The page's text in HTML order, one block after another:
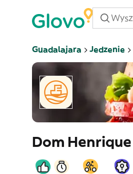
Guadalajara Jedzenie
Dom Henrique